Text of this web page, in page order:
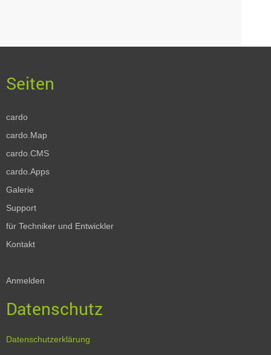
cardo
cardo.Map
cardo.CMS
cardo.Apps
Galerie
Support
für Techniker und Entwickler
Kontakt
Anmelden
Datenschutz
Datenschutzerklärung